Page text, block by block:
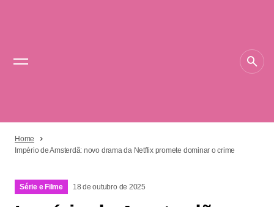
Home
Império de Amsterdã: novo drama da Netflix promete dominar o crime
Série e Filme 18 de outubro de 2025